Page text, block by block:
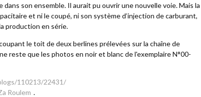
son ensemble. Il aurait pu ouvrir une nouvelle voie. Mais la
et ni le coupé, ni son système d’injection de carburant,
production en série.
le toit de deux berlines prélevées sur la chaîne de
reste que les photos en noir et blanc de l'exemplaire N°00-
110213/22431/
Roulem .